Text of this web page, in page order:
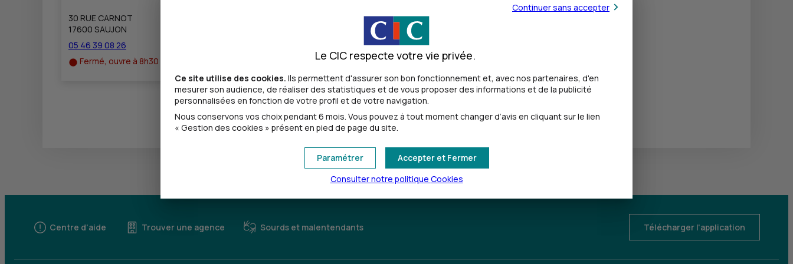
30 RUE CARNOT
17600 SAUJON
05 46 39 08 26
Fermé, ouvre à 8h30
Toutes les localités
Centre d'aide Trouver une agence Sourds et malentendants Télécharger l'application
Continuer sans accepter
Le CIC respecte votre vie privée.
Ce site utilise des cookies. Ils permettent d'assurer son bon fonctionnement et, avec nos partenaires, d'en
mesurer son audience, de réaliser des statistiques et de vous proposer des informations et de la publicité
personnalisées en fonction de votre profil et de votre navigation.
Nous conservons vos choix pendant 6 mois. Vous pouvez à tout moment changer d’avis en cliquant sur le lien
« Gestion des cookies » présent en pied de page du site.
Accepter et Fermer
Paramétrer
Consulter notre politique Cookies